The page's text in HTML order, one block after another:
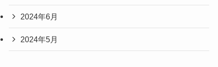
2024年6月
2024年5月